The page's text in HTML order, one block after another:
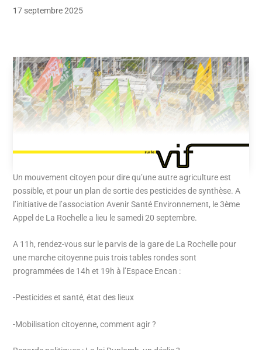
17 septembre 2025
Un mouvement citoyen pour dire qu’une autre agriculture est
possible, et pour un plan de sortie des pesticides de synthèse. A
l’initiative de l’association Avenir Santé Environnement, le 3ème
Appel de La Rochelle a lieu le samedi 20 septembre.
A 11h, rendez-vous sur le parvis de la gare de La Rochelle pour
une marche citoyenne puis trois tables rondes sont
programmées de 14h et 19h à l’Espace Encan :
-Pesticides et santé, état des lieux
-Mobilisation citoyenne, comment agir ?